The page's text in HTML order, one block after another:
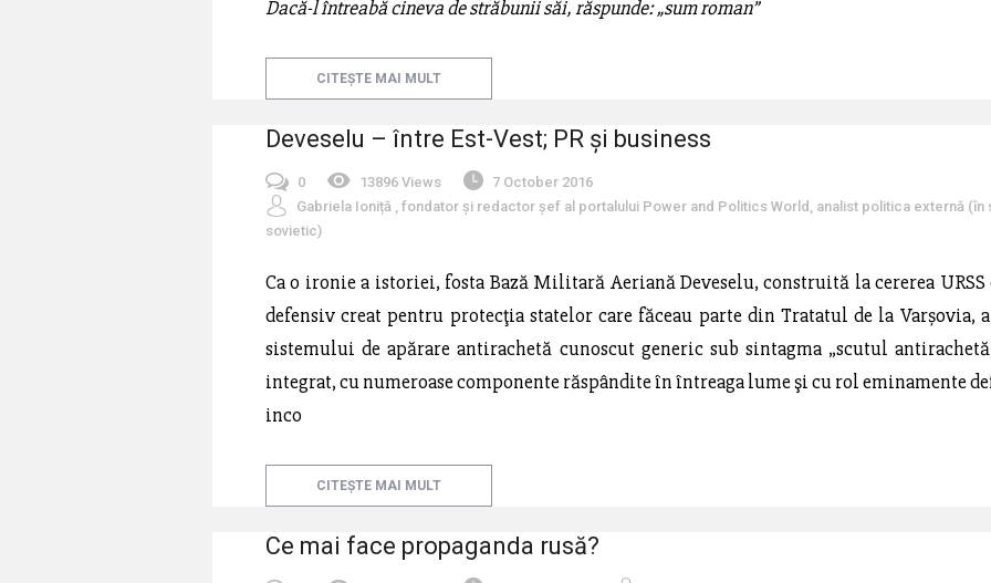
Dacă-l întreabă cineva de străbunii săi, răspunde: „sum roman”
CITEȘTE MAI MULT
Deveselu – între Est-Vest; PR și business
0 13896 Views
7 October 2016
Gabriela Ioniță , fondator și redactor șef al portalului Power and Politics World, analist politica externă (în
sovietic)
Ca o ironie a istoriei, fosta Bază Militară Aeriană Deveselu, construită la cererea
defensiv creat pentru protecţia statelor care făceau parte din Tratatul de la Varșovia,
sistemului de apărare antirachetă cunoscut generic sub sintagma „scutul
integrat, cu numeroase componente răspândite în întreaga lume şi cu rol eminamente
inco
CITEȘTE MAI MULT
Ce mai face propaganda rusă?